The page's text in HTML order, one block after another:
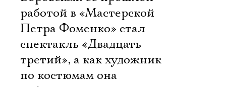
работой в «Мастерской
Петра Фоменко» стал
спектакль «Двадцать
третий», а как художник
по костюмам она